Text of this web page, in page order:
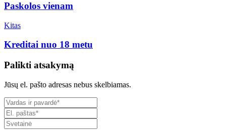
Paskolos vienam
Kitas
Kreditai nuo 18 metu
Palikti atsakymą
Jūsų el. pašto adresas nebus skelbiamas.